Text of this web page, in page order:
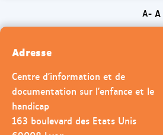
A- A
Adresse
Centre d'information et de
documentation sur l'enfance et le
handicap
163 boulevard des Etats Unis